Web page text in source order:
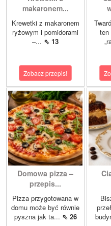
makaronem...
Krewetki z makaronem
ryżowym i pomidorami
–... ⇖ 13
Zobacz przepis!
ten
Domowa pizza –
przepis...
Pizza przygotowana w
domu może być równie
pyszna jak ta... ⇖ 26